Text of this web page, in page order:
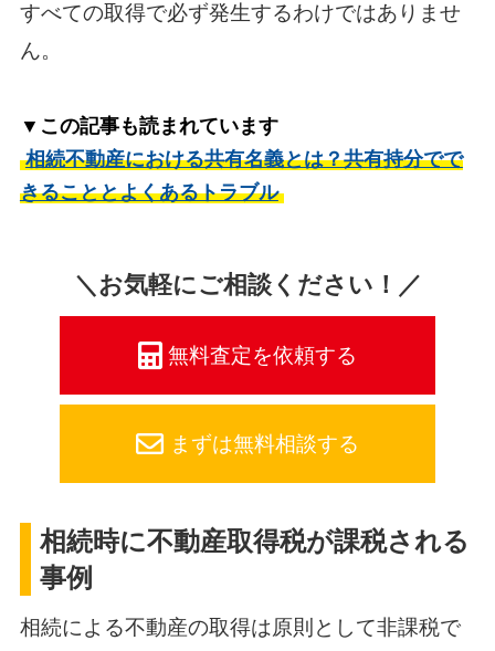
すべての取得で必ず発生するわけではありませ
ん。
▼この記事も読まれています
相続不動産における共有名義とは？共有持分でで
きることとよくあるトラブル
＼お気軽にご相談ください！／
無料査定を依頼する
まずは無料相談する
相続時に不動産取得税が課税される
事例
相続による不動産の取得は原則として非課税で